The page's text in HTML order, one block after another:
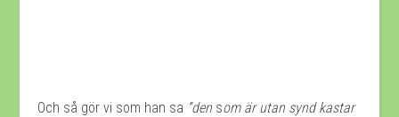
Och så gör vi som han sa ”den som är utan synd kastar